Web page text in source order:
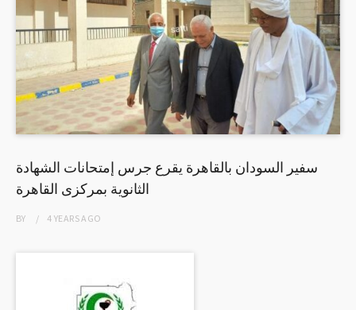
سفير السودان بالقاهرة يقرع جرس إمتحانات الشهادة
الثانوية بمركزى القاهرة
BY 4 YEARSAGO